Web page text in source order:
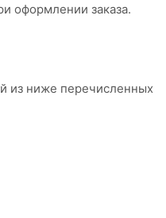
оформлении заказа.
из ниже перечисленных